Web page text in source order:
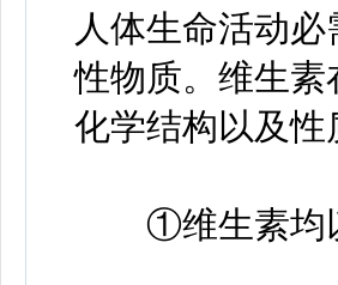
人体生命活动
性物质。维生
化学结构以及
①维生素均以